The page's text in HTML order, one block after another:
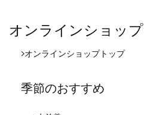
オンラインショップ
オンラインショップトップ
季節のおすすめ